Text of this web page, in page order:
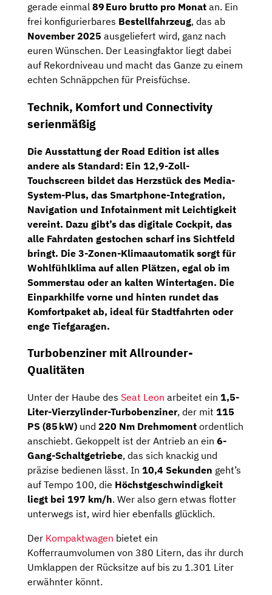
gerade einmal 89 Euro brutto pro Monat an. Ein
frei konfigurierbares Bestellfahrzeug, das ab
November 2025 ausgeliefert wird, ganz nach
euren Wünschen. Der Leasingfaktor liegt dabei
auf Rekordniveau und macht das Ganze zu einem
echten Schnäppchen für Preisfüchse.
Technik, Komfort und Connectivity
serienmäßig
Die Ausstattung der Road Edition ist alles
andere als Standard: Ein 12,9-Zoll-
Touchscreen bildet das Herzstück des Media-
System-Plus, das Smartphone-Integration,
Navigation und Infotainment mit Leichtigkeit
vereint. Dazu gibt’s das digitale Cockpit, das
alle Fahrdaten gestochen scharf ins Sichtfeld
bringt. Die 3-Zonen-Klimaautomatik sorgt für
Wohlfühlklima auf allen Plätzen, egal ob im
Sommerstau oder an kalten Wintertagen. Die
Einparkhilfe vorne und hinten rundet das
Komfortpaket ab, ideal für Stadtfahrten oder
enge Tiefgaragen.
Turbobenziner mit Allrounder-
Qualitäten
Unter der Haube des Seat Leon arbeitet ein 1,5-
Liter-Vierzylinder-Turbobenziner, der mit 115
PS (85 kW) und 220 Nm Drehmoment ordentlich
anschiebt. Gekoppelt ist der Antrieb an ein 6-
Gang-Schaltgetriebe, das sich knackig und
präzise bedienen lässt. In 10,4 Sekunden geht’s
auf Tempo 100, die Höchstgeschwindigkeit
liegt bei 197 km/h. Wer also gern etwas flotter
unterwegs ist, wird hier ebenfalls glücklich.
Der Kompaktwagen bietet ein
Kofferraumvolumen von 380 Litern, das ihr durch
Umklappen der Rücksitze auf bis zu 1.301 Liter
erwähnter könnt.